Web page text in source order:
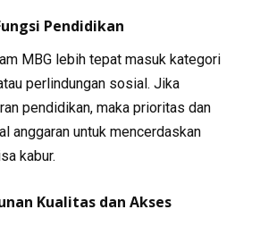
Pendidikan
MBG lebih tepat masuk kategori
perlindungan sosial. Jika
pendidikan, maka prioritas dan
anggaran untuk mencerdaskan
kabur.
Kualitas dan Akses